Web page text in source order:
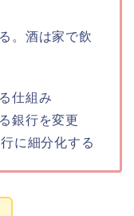
。酒は家で飲
仕組み
銀行を変更
に細分化する